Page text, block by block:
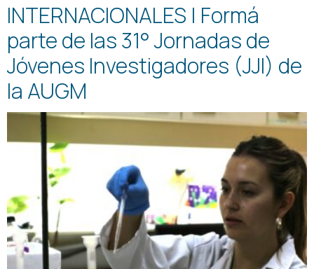
INTERNACIONALES | Formá
parte de las 31° Jornadas de
Jóvenes Investigadores (JJI) de
la AUGM